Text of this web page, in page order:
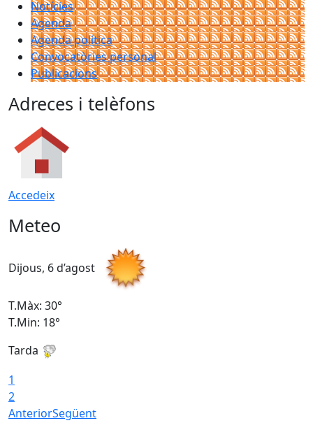
Notícies
Agenda
Agenda política
Convocatòries personal
Publicacions
Adreces i telèfons
Accedeix
Meteo
Dijous, 6 d’agost
T.Màx: 30°
T.Min: 18°
Tarda
1
2
AnteriorSegüent